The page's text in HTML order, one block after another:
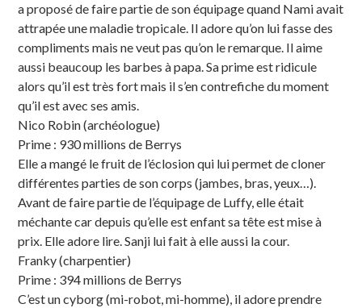
a proposé de faire partie de son équipage quand Nami avait
attrapée une maladie tropicale. Il adore qu’on lui fasse des
compliments mais ne veut pas qu’on le remarque. Il aime
aussi beaucoup les barbes à papa. Sa prime est ridicule
alors qu’il est très fort mais il s’en contrefiche du moment
qu’il est avec ses amis.
Nico Robin (archéologue)
Prime : 930 millions de Berrys
Elle a mangé le fruit de l’éclosion qui lui permet de cloner
différentes parties de son corps (jambes, bras, yeux…).
Avant de faire partie de l’équipage de Luffy, elle était
méchante car depuis qu’elle est enfant sa tête est mise à
prix. Elle adore lire. Sanji lui fait à elle aussi la cour.
Franky (charpentier)
Prime : 394 millions de Berrys
C’est un cyborg (mi-robot, mi-homme), il adore prendre